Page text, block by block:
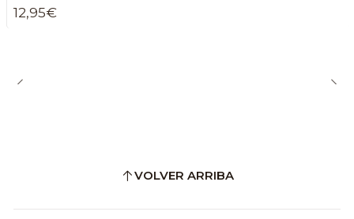
12,95€
VOLVER ARRIBA